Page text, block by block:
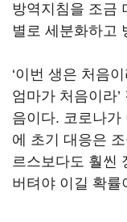
방역지침을 조금
별로 세분화하고
‘이번 생은 처음이
엄마가 처음이라
음이다. 코로나가
에 초기 대응은
르스보다도 훨씬
버텨야 이길 확률